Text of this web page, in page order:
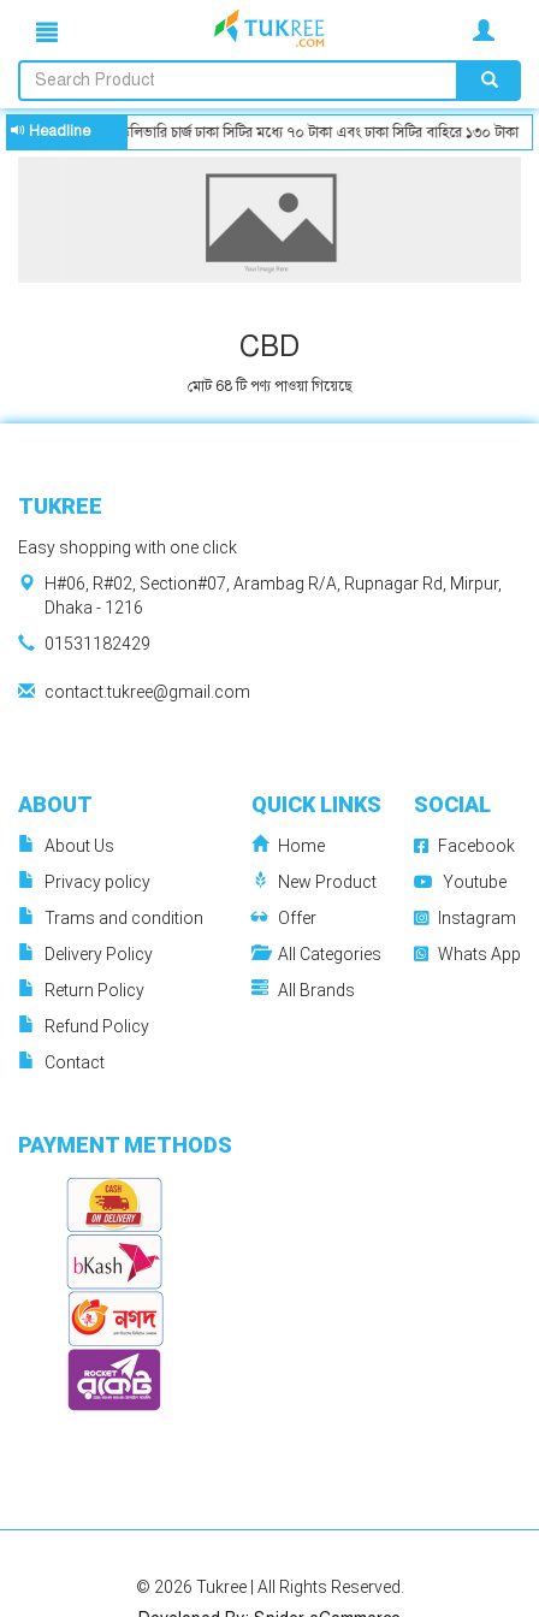
Headline ডেলিভারি চার্জ ঢাকা সিটির মধ্যে ৭০ টাকা এবং ঢাকা সিটির বাহিরে ১৩০ টাকা
CBD
মোট 68 টি পণ্য পাওয়া গিয়েছে
TUKREE
Easy shopping with one click
H#06, R#02, Section#07, Arambag R/A, Rupnagar Rd, Mirpur,
Dhaka - 1216
01531182429
contact.tukree@gmail.com
ABOUT
About Us
Privacy policy
Trams and condition
Delivery Policy
Return Policy
Refund Policy
Contact
QUICK LINKS
Home
New Product
Offer
All Categories
All Brands
SOCIAL
Facebook
Youtube
Instagram
Whats App
PAYMENT METHODS
© 2026 Tukree | All Rights Reserved.